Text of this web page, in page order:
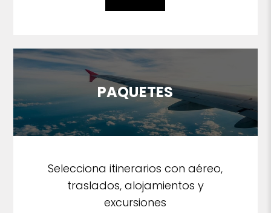
PAQUETES
Selecciona itinerarios con aéreo,
traslados, alojamientos y
excursiones